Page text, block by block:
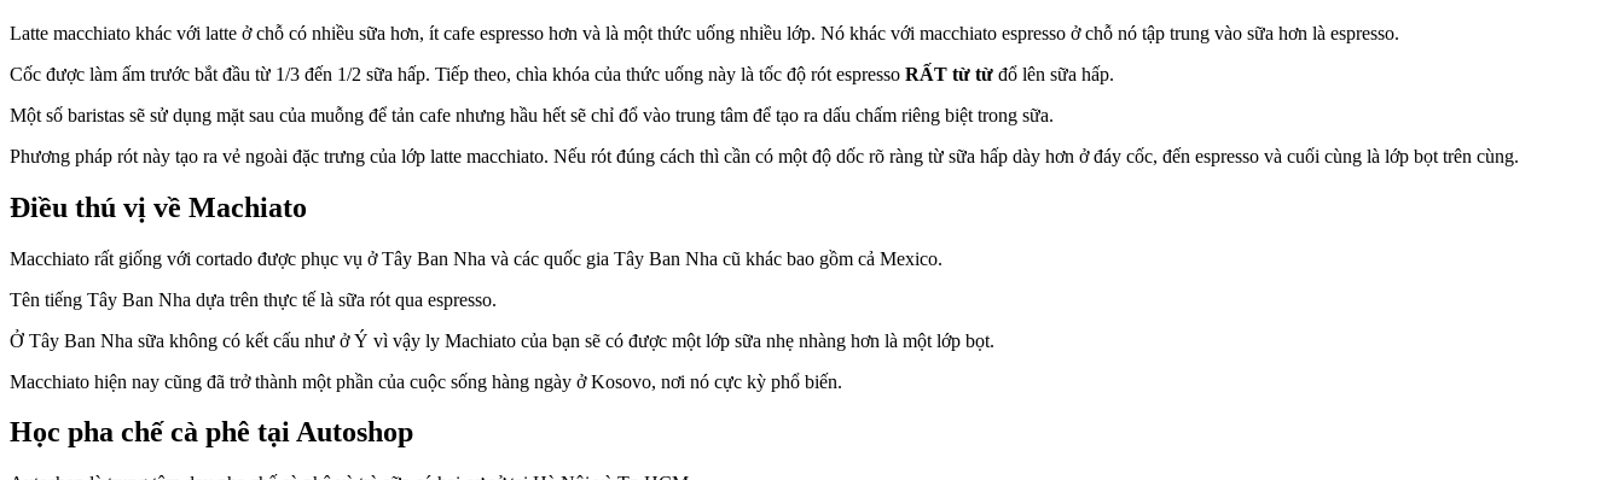
Latte macchiato khác với latte ở chỗ có nhiều sữa hơn, ít cafe espresso hơn và là một thức uống nhiều lớp. Nó khác với macchiato espresso ở chỗ nó tập trung vào sữa hơn là espresso.
Cốc được làm ấm trước bắt đầu từ 1/3 đến 1/2 sữa hấp. Tiếp theo, chìa khóa của thức uống này là tốc độ rót espresso RẤT từ từ đổ lên sữa hấp.
Một số baristas sẽ sử dụng mặt sau của muỗng để tản cafe nhưng hầu hết sẽ chỉ đổ vào trung tâm để tạo ra dấu chấm riêng biệt trong sữa.
Phương pháp rót này tạo ra vẻ ngoài đặc trưng của lớp latte macchiato. Nếu rót đúng cách thì cần có một độ dốc rõ ràng từ sữa hấp dày hơn ở đáy cốc, đến espresso và cuối cùng là lớp bọt trên cùng.
Điều thú vị về Machiato
Macchiato rất giống với cortado được phục vụ ở Tây Ban Nha và các quốc gia Tây Ban Nha cũ khác bao gồm cả Mexico.
Tên tiếng Tây Ban Nha dựa trên thực tế là sữa rót qua espresso.
Ở Tây Ban Nha sữa không có kết cấu như ở Ý vì vậy ly Machiato của bạn sẽ có được một lớp sữa nhẹ nhàng hơn là một lớp bọt.
Macchiato hiện nay cũng đã trở thành một phần của cuộc sống hàng ngày ở Kosovo, nơi nó cực kỳ phổ biến.
Học pha chế cà phê tại Autoshop